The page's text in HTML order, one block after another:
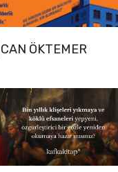
ÖKTEMER